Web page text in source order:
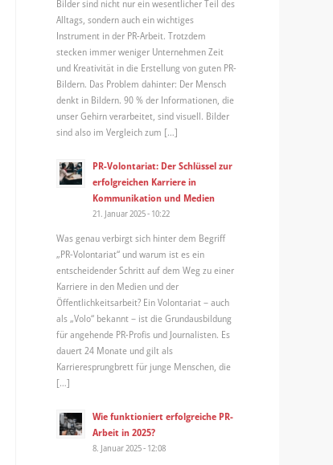
Bilder sind nicht nur ein wesentlicher Teil des
Alltags, sondern auch ein wichtiges
Instrument in der PR-Arbeit. Trotzdem
stecken immer weniger Unternehmen Zeit
und Kreativität in die Erstellung von guten PR-
Bildern. Das Problem dahinter: Der Mensch
denkt in Bildern. 90 % der Informationen, die
unser Gehirn verarbeitet, sind visuell. Bilder
sind also im Vergleich zum […]
PR-Volontariat: Der Schlüssel zur
erfolgreichen Karriere in
Kommunikation und Medien
21. Januar 2025 - 10:22
Was genau verbirgt sich hinter dem Begriff
„PR-Volontariat“ und warum ist es ein
entscheidender Schritt auf dem Weg zu einer
Karriere in den Medien und der
Öffentlichkeitsarbeit? Ein Volontariat – auch
als „Volo“ bekannt – ist die Grundausbildung
für angehende PR-Profis und Journalisten. Es
dauert 24 Monate und gilt als
Karrieresprungbrett für junge Menschen, die
[…]
Wie funktioniert erfolgreiche PR-
Arbeit in 2025?
8. Januar 2025 - 12:08